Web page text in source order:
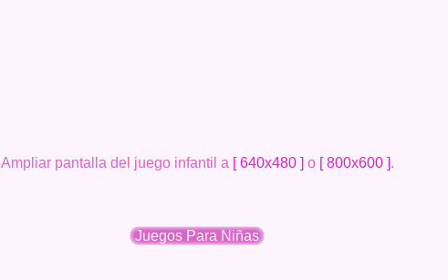
Ampliar pantalla del juego infantil a [ 640x480 ] o [ 800x600 ].
Juegos Para Niñas